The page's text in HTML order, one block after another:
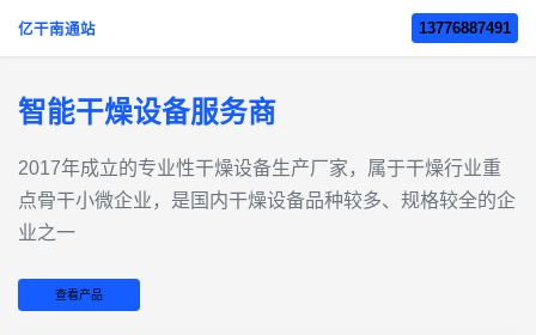
亿干南通站 13776887491
智能干燥设备服务商
2017年成立的‌专业性干燥设备生产厂家‌，属于干燥行业重
点骨干小微企业，是国内干燥设备品种较多、规格较全的企
业之一
查看产品